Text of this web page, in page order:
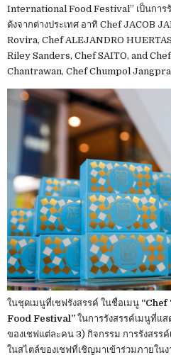
International Food Festival” เป็นการ
ดังจากต่างประเทศ อาทิ Chef JACOB
Rovira, Chef ALEJANDRO
Riley Sanders, Chef SAITO, and
Chantrawan, Chef Chumpol
ในชุดเมนูที่เชฟรังสรรค์ ในชื่อเมนู
Food Festival” ในการรังสรรค์เมนูที่แ
ของเชฟแต่ละคน 3) กิจกรรม การรังสรร
ในสไตล์ของเชฟที่เชิญมาเข้าร่วมภายใ